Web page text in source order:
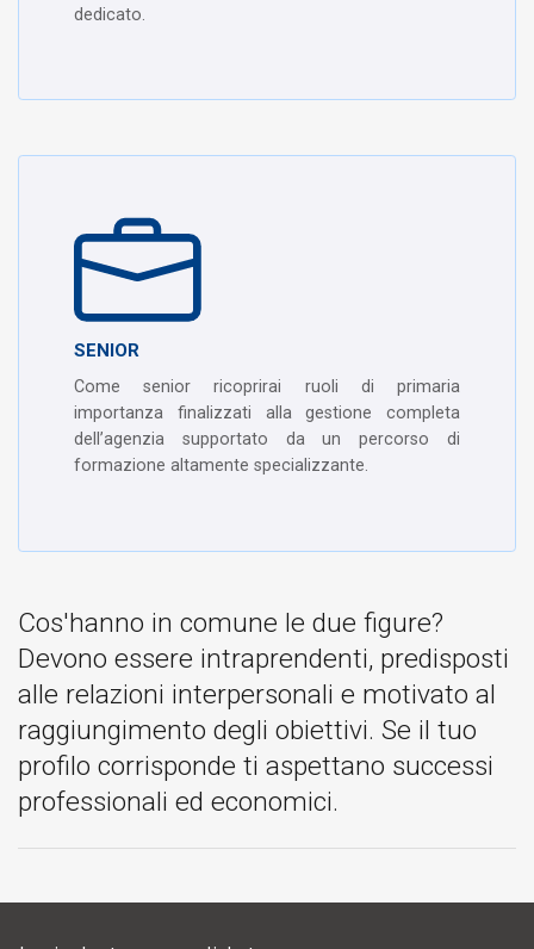
dedicato.
SENIOR
Come senior ricoprirai ruoli di primaria
importanza finalizzati alla gestione completa
dell’agenzia supportato da un percorso di
formazione altamente specializzante.
Cos'hanno in comune le due figure?
Devono essere intraprendenti, predisposti
alle relazioni interpersonali e motivato al
raggiungimento degli obiettivi. Se il tuo
profilo corrisponde ti aspettano successi
professionali ed economici.